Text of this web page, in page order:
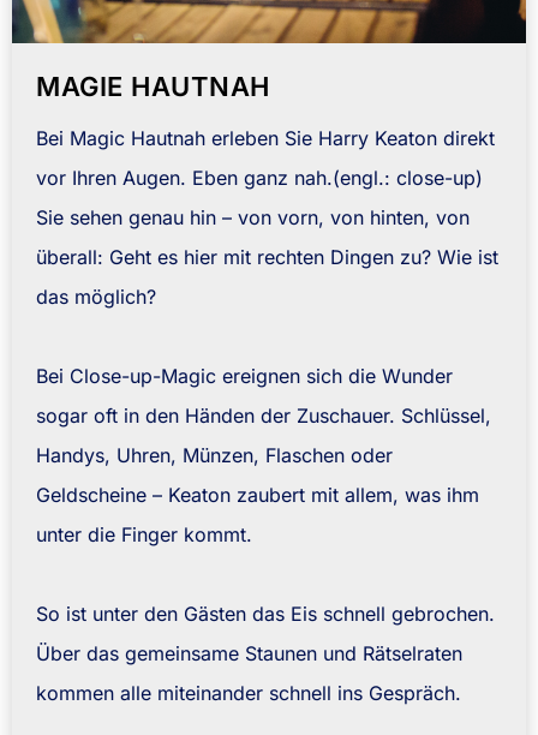
MAGIE HAUTNAH
Bei Magic Hautnah erleben Sie Harry Keaton direkt
vor Ihren Augen. Eben ganz nah.(engl.: close-up)
Sie sehen genau hin – von vorn, von hinten, von
überall: Geht es hier mit rechten Dingen zu? Wie ist
das möglich?
Bei Close-up-Magic ereignen sich die Wunder
sogar oft in den Händen der Zuschauer. Schlüssel,
Handys, Uhren, Münzen, Flaschen oder
Geldscheine – Keaton zaubert mit allem, was ihm
unter die Finger kommt.
So ist unter den Gästen das Eis schnell gebrochen.
Über das gemeinsame Staunen und Rätselraten
kommen alle miteinander schnell ins Gespräch.